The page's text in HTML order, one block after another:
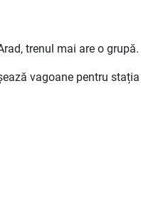
trenul mai are o grupă.
vagoane pentru